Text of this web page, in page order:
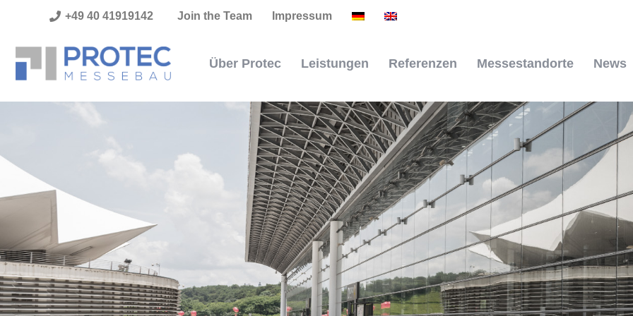
+49 40 41919142 Join the Team Impressum
Über Protec Leistungen Referenzen Messestandorte News